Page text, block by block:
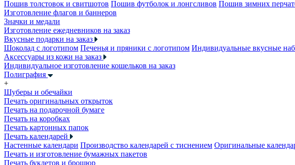
Пошив толстовок и свитшотов Пошив футболок и лонгсливов Пошив зимних
Изготовление флагов и баннеров
Значки и медали
Изготовление ежедневников на заказ
Вкусные подарки на заказ
Шоколад с логотипом Печенья и пряники с логотипом Индивидуальные вкусные
Аксессуары из кожи на заказ
Индивидуальное изготовление кошельков на заказ
Полиграфия
+
Шуберы и обечайки
Печать оригинальных открыток
Печать на подарочной бумаге
Печать на коробках
Печать картонных папок
Печать календарей
Настенные календари Производство календарей с тиснением Оригинальные
Печать и изготовление бумажных пакетов
Печать буклетов и брошюр